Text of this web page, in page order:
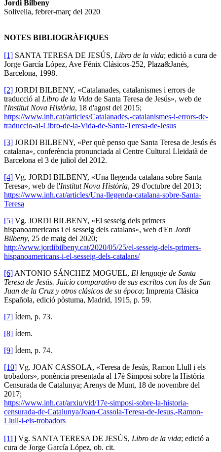
Jordi Bilbeny
Solivella, febrer-març del 2020
NOTES BIBLIOGRÀFIQUES
[1] SANTA TERESA DE JESÚS, Libro de la vida; edició a cura de
Jorge García López, Ave Fénix Clásicos-252, Plaza&Janés,
Barcelona, 1998.
[2] JORDI BILBENY, «Catalanades, catalanismes i errors de
traducció al Libro de la Vida de Santa Teresa de Jesús», web de
l'Institut Nova Història, 18 d'agost del 2015;
https://www.inh.cat/articles/Catalanades,-catalanismes-i-errors-de-
traduccio-al-Libro-de-la-Vida-de-Santa-Teresa-de-Jesus
[3] JORDI BILBENY, «Per què penso que Santa Teresa de Jesús és
catalana», conferència pronunciada al Centre Cultural Lleidatà de
Barcelona el 3 de juliol del 2012.
[4] Vg. JORDI BILBENY, «Una llegenda catalana sobre Santa
Teresa», web de l'Institut Nova Història, 29 d'octubre del 2013;
https://www.inh.cat/articles/Una-llegenda-catalana-sobre-Santa-
Teresa
[5] Vg. JORDI BILBENY, «El sesseig dels primers
hispanoamericans i el sesseig dels catalans», web d'En Jordi
Bilbeny, 25 de maig del 2020;
http://www.jordibilbeny.cat/2020/05/25/el-sesseig-dels-primers-
hispanoamericans-i-el-sesseig-dels-catalans/
[6] ANTONIO SÁNCHEZ MOGUEL, El lenguaje de Santa
Teresa de Jesús. Juicio comparativo de sus escritos con los de San
Juan de la Cruz y otros clásicos de su época; Imprenta Clásica
Española, edició pòstuma, Madrid, 1915, p. 59.
[7] Ídem, p. 73.
[8] Ídem.
[9] Ídem, p. 74.
[10] Vg. JOAN CASSOLA, «Teresa de Jesús, Ramon Llull i els
trobadors», ponència presentada al 17è Simposi sobre la Història
Censurada de Catalunya; Arenys de Munt, 18 de novembre del
2017;
https://www.inh.cat/arxiu/vid/17e-simposi-sobre-la-historia-
censurada-de-Catalunya/Joan-Cassola-Teresa-de-Jesus,-Ramon-
Llull-i-els-trobadors
[11] Vg. SANTA TERESA DE JESÚS, Libro de la vida; edició a
cura de Jorge García López, ob. cit.